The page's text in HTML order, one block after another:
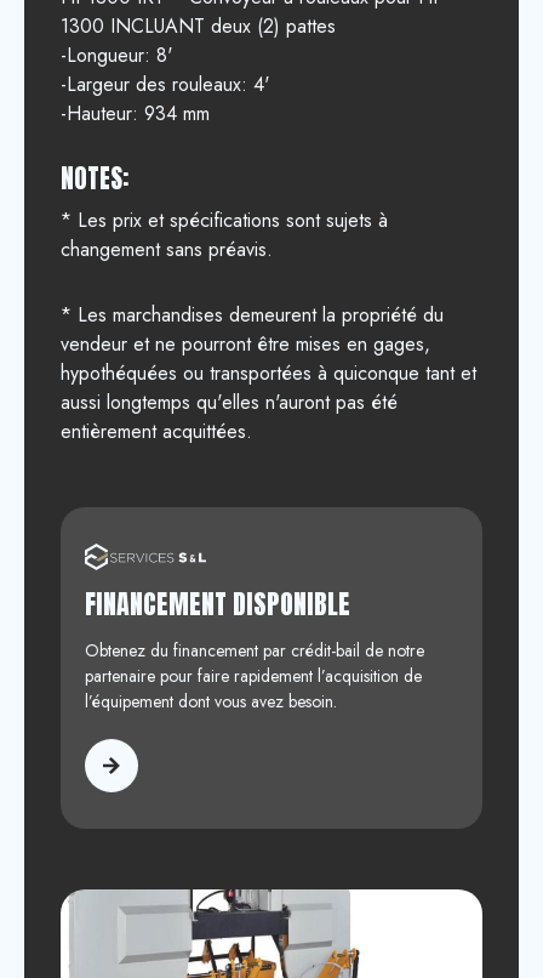
1300 INCLUANT deux (2) pattes
-Longueur: 8'
-Largeur des rouleaux: 4'
-Hauteur: 934 mm
NOTES:
* Les prix et spécifications sont sujets à
changement sans préavis.
* Les marchandises demeurent la propriété du
vendeur et ne pourront être mises en gages,
hypothéquées ou transportées à quiconque tant et
aussi longtemps qu'elles n'auront pas été
entièrement acquittées.
FINANCEMENT DISPONIBLE
Obtenez du financement par crédit-bail de notre
partenaire pour faire rapidement l’acquisition de
l’équipement dont vous avez besoin.